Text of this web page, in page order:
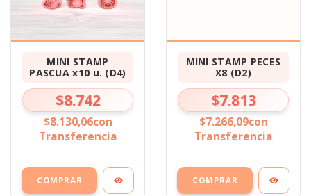
MINI STAMP
PASCUA x10 u. (D4)
$8.742
$8.130,06con
Transferencia
MINI STAMP PECES
X8 (D2)
$7.813
$7.266,09con
Transferencia